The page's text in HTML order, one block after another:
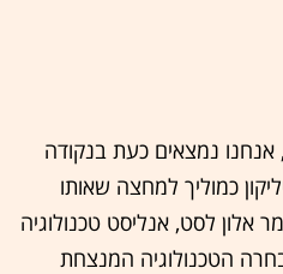
נמצאים כעת בנקודה
כמוליך למחצה שאותו
אלון לסט, אנליסט טכנולוגיה
הטכנולוגיה המנצחת